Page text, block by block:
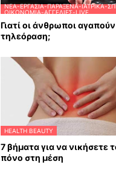
ΝΈΑ-ΕΡΓΑΣΊΑ-ΠΑΡΆΞΕΝΑ-ΙΑΤΡΙΚΆ-
ΟΙΚΟΝΟΜΊΑ-ΑΓΓΕΛΊΕΣ-LIVE
Γιατί οι άνθρωποι
τηλεόραση;
HEALTH BEAUTY
7 βήματα για να νικήσετε
πόνο στη μέση